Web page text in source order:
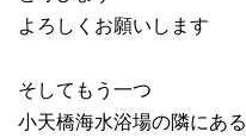
よろしくお願いします
そしてもう一つ
小天橋海水浴場の隣にある